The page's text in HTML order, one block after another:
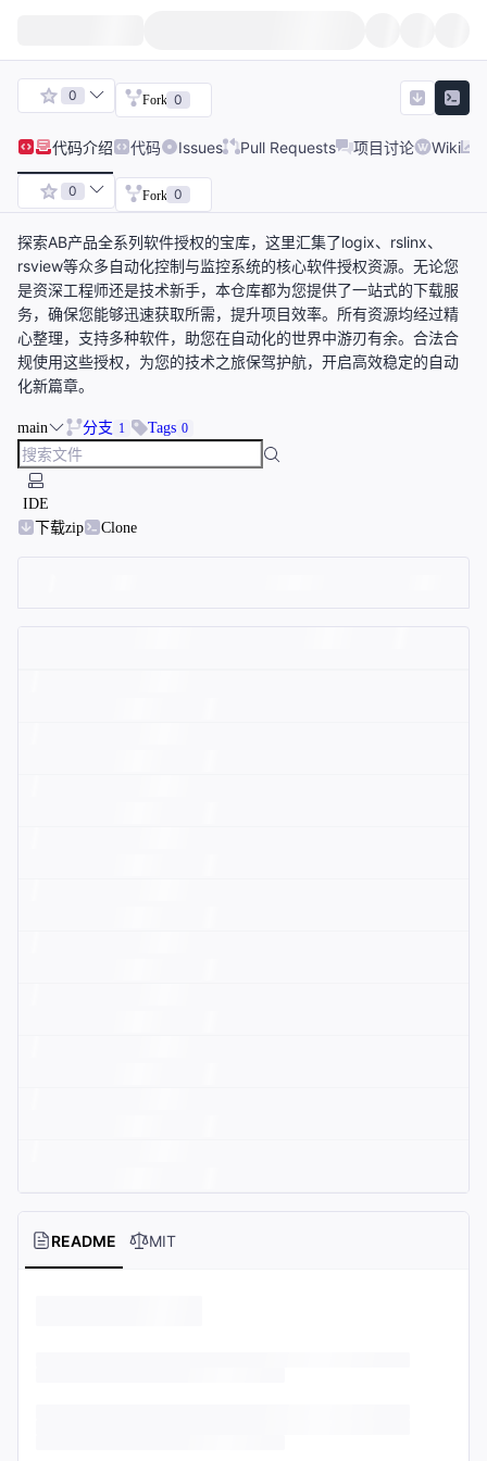
0 Fork 0
代码介绍 代码 Issues Pull Requests 项目讨论 Wiki
0 Fork 0
探索AB产品全系列软件授权的宝库，这里汇集了logix、rslinx、
rsview等众多自动化控制与监控系统的核心软件授权资源。无论您
是资深工程师还是技术新手，本仓库都为您提供了一站式的下载服
务，确保您能够迅速获取所需，提升项目效率。所有资源均经过精
心整理，支持多种软件，助您在自动化的世界中游刃有余。合法合
规使用这些授权，为您的技术之旅保驾护航，开启高效稳定的自动
化新篇章。
main 分支 1 Tags 0
IDE
下载zip
Clone
README MIT